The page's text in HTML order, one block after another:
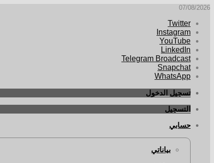
07/08/2026
Twitter
Instagram
YouTube
LinkedIn
Telegram Broadcast
Snapchat
WhatsApp
تسجيل الدخول
التسجيل
حسابي
بياناتي